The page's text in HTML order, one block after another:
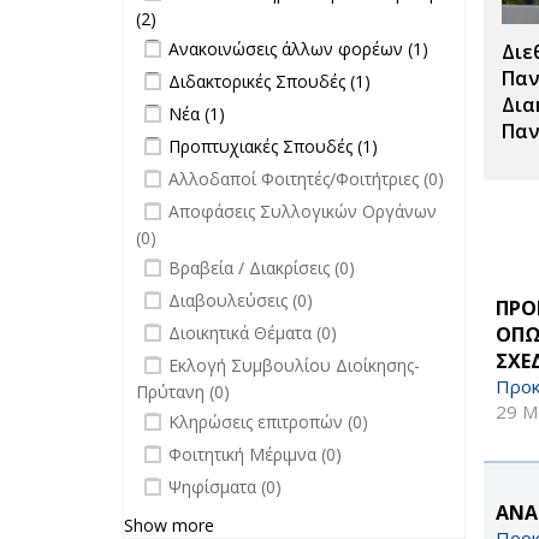
29
επικαιρότητα filter
(2)
επικαιρότητα filter
Apply Ανακοινώσεις άλλων φορέων
filter
Ανακοινώσεις άλλων φορέων (1)
Ανακοινώσεις
φορέων filter
Apply Διδακτορικές Σπουδές filter
Διδακτορικές Σπουδές (1)
filter
Apply Νέα filter
Νέα (1)
Apply Προπτυχιακές Σπουδές filter
Προπτυχιακές Σπουδές (1)
Σπουδές filter
undefined
Αλλοδαποί Φοιτητές/Φοιτήτριες (0)
undefined
Αποφάσεις Συλλογικών Οργάνων
(0)
undefined
Βραβεία / Διακρίσεις (0)
undefined
Διαβουλεύσεις (0)
undefined
Διοικητικά Θέματα (0)
undefined
Εκλογή Συμβουλίου Διοίκησης-
Πρύτανη (0)
undefined
Κληρώσεις επιτροπών (0)
undefined
Φοιτητική Μέριμνα (0)
undefined
Ψηφίσματα (0)
Show more